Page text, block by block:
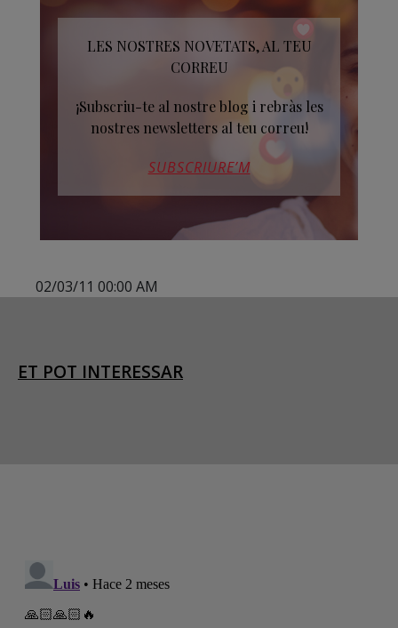
LES NOSTRES NOVETATS, AL TEU
CORREU
¡Subscriu-te al nostre blog i rebràs les
nostres newsletters al teu correu!
SUBSCRIURE’M
02/03/11 00:00 AM
ET POT INTERESSAR